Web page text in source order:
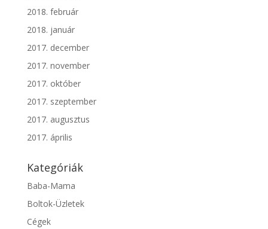
2018. február
2018. január
2017. december
2017. november
2017. október
2017. szeptember
2017. augusztus
2017. április
Kategóriák
Baba-Mama
Boltok-Üzletek
Cégek